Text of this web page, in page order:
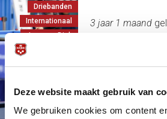
Deze website maakt gebruik van
We gebruiken cookies om content
Driebanden
Internationaal
Jaspers, Dick
3 jaar 1 maand
World Cup
Jaspers naar
Sidhom
3 jaar 1 maand